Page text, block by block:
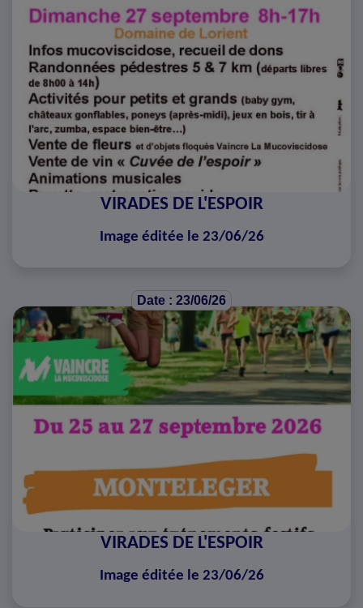
VIRADES DE L'ESPOIR
Image éditée le 23/06/26
Date : 23/06/26
VIRADES DE L'ESPOIR
Image éditée le 23/06/26